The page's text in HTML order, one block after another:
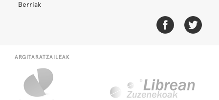
Berriak
ARGITARATZAILEAK